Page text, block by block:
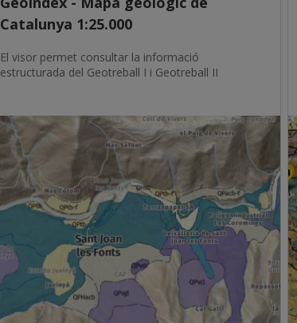
Catalunya 1:25.000
El visor permet consultar la informació
estructurada del Geotreball I i Geotreball II